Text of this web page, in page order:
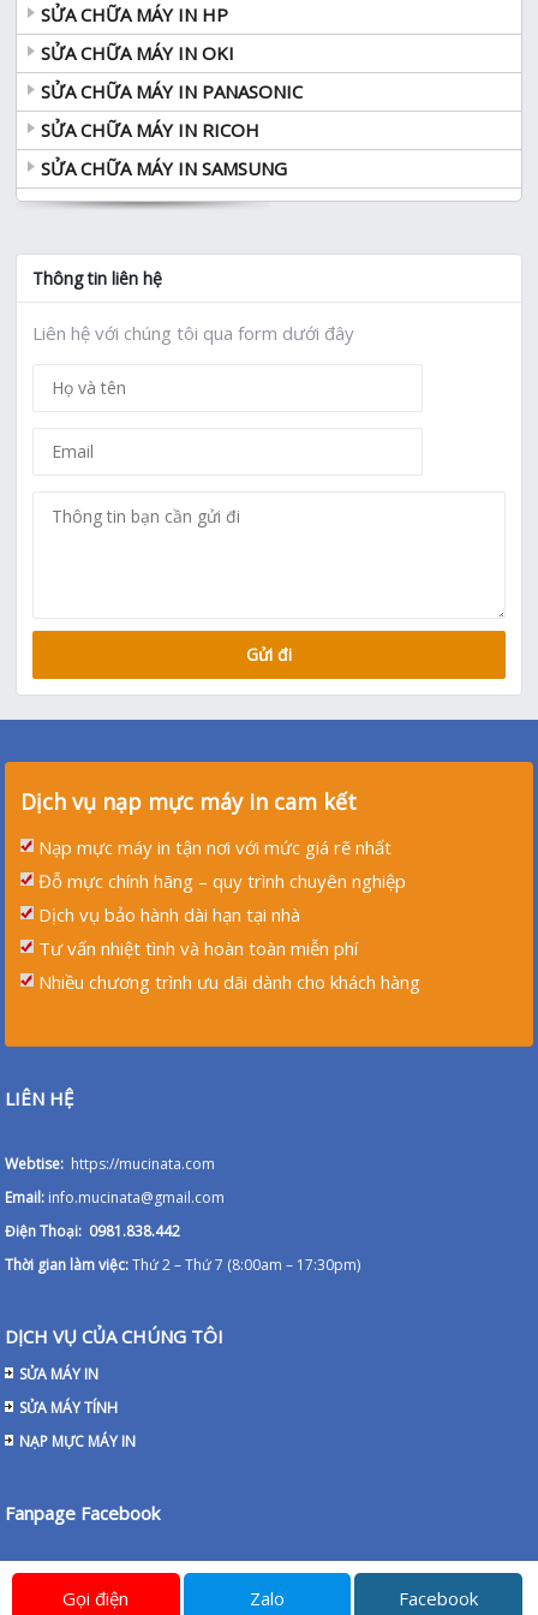
SỬA CHỮA MÁY IN HP
SỬA CHỮA MÁY IN OKI
SỬA CHỮA MÁY IN PANASONIC
SỬA CHỮA MÁY IN RICOH
SỬA CHỮA MÁY IN SAMSUNG
Thông tin liên hệ
Liên hệ với chúng tôi qua form dưới đây
Dịch vụ nạp mực máy in cam kết
Nạp mực máy in tận nơi với mức giá rẽ nhất
Đỗ mực chính hãng – quy trình chuyên nghiệp
Dịch vụ bảo hành dài hạn tại nhà
Tư vấn nhiệt tình và hoàn toàn miễn phí
Nhiều chương trình ưu dãi dành cho khách hàng
LIÊN HỆ
Webtise: https://mucinata.com
Email: info.mucinata@gmail.com
Điện Thoại: 0981.838.442
Thời gian làm việc:Thứ 2 – Thứ 7 (8:00am – 17:30pm)
DỊCH VỤ CỦA CHÚNG TÔI
SỬA MÁY IN
SỬA MÁY TÍNH
NẠP MỰC MÁY IN
Fanpage Facebook
© 2026Mực in ATA
Gọi điện Zalo Facebook